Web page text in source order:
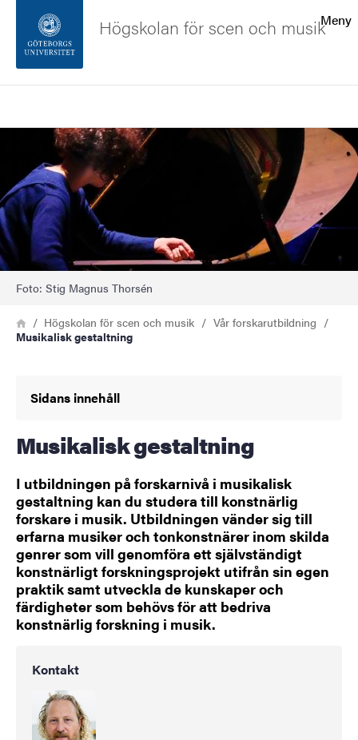
Sidfoten
Om webbplatsen
Meny
Högskolan för scen och musik
Bild
Foto: Stig Magnus Thorsén
Länkstig
HemHögskolan för scen och musik
Vår forskarutbildning
Musikalisk gestaltning
Sidans innehåll
Musikalisk gestaltning
I utbildningen på forskarnivå i musikalisk
gestaltning kan du studera till konstnärlig
forskare i musik. Utbildningen vänder sig till
erfarna musiker och tonkonstnärer inom skilda
genrer som vill genomföra ett självständigt
konstnärligt forskningsprojekt utifrån sin egen
praktik samt utveckla de kunskaper och
färdigheter som behövs för att bedriva
konstnärlig forskning i musik.
Kontakt